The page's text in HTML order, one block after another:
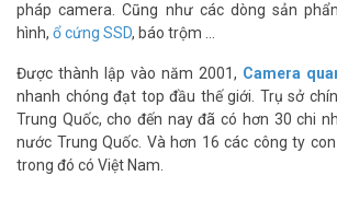
pháp camera. Cũng như các dòng sản
hình, ổ cứng SSD, báo trộm ...
Được thành lập vào năm 2001, Camera
nhanh chóng đạt top đầu thế giới. Trụ sở
Trung Quốc, cho đến nay đã có hơn 30 chi
nước Trung Quốc. Và hơn 16 các công ty
trong đó có Việt Nam.